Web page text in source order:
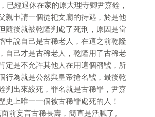
已經退休在家的原大理寺卿尹嘉銓，
親申請一個從祀文廟的待遇，於是他
隨後就被乾隆判處了死刑，原因是當
中說自己是古稀老人，在這之前乾隆
自己才是古稀老人，乾隆用了古稀老
定是不允許其他人在用這個稱號，所
行為就是公然與皇帝搶名號，最後乾
判出來絞死，罪名就是古稀罪，尹嘉
史上唯一一個被古稀罪處死的人！
前妄言古稀長壽，簡直是活膩了。